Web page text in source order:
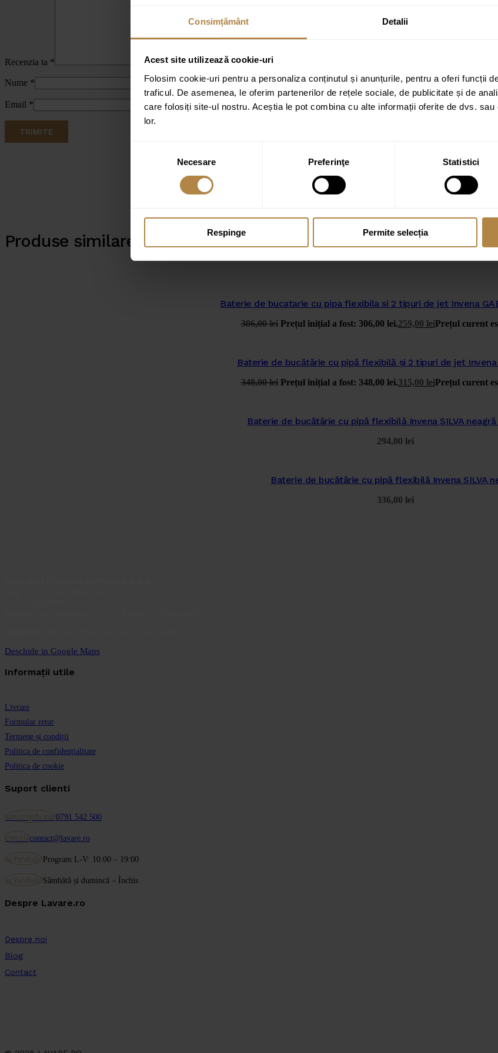
Consimțământ Detalii
Acest site utilizează cookie-uri
Folosim cookie-uri pentru a personaliza conținutul și anunțurile, pentru a oferi funcții
traficul. De asemenea, le oferim partenerilor de rețele sociale, de publicitate și de
care folosiți site-ul nostru. Aceștia le pot combina cu alte informații oferite de dvs.
lor.
consimțământului
Necesare Preferinţe Statistici
Respinge Permite selecția
Recenzia ta *
Nume *
Email *
Produse similare
Baterie de bucatarie cu pipa flexibila si 2 tipuri de jet Invena
306,00lei Prețul inițial a fost: 306,00 lei.259,00 leiPrețul curent
Baterie de bucătărie cu pipă flexibilă și 2 tipuri de jet Invena
348,00lei Prețul inițial a fost: 348,00 lei.315,00 leiPrețul curent
Baterie de bucătărie cu pipă flexibilă Invena SILVA
294,00 lei
Baterie de bucătărie cu pipă flexibilă Invena SILVA
336,00 lei
Deschide in Google Maps
Informații utile
Livrare
Formular retur
Termene și condiții
Politica de confidențialitate
Politica de cookie
Suport clienti
0791 542 500
contact@lavare.ro
Program L-V: 10:00 – 19:00
Sâmbătă și dumincă – Închis
Despre Lavare.ro
Despre noi
Blog
Contact